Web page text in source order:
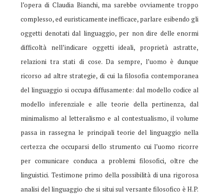
l’opera di Claudia Bianchi, ma sarebbe ovviamente troppo
complesso, ed euristicamente inefficace, parlare esibendo gli
oggetti denotati dal linguaggio, per non dire delle enormi
difficoltà nell’indicare oggetti ideali, proprietà astratte,
relazioni tra stati di cose. Da sempre, l’uomo è dunque
ricorso ad altre strategie, di cui la filosofia contemporanea
del linguaggio si occupa diffusamente: dal modello codice al
modello inferenziale e alle teorie della pertinenza, dal
minimalismo al letteralismo e al contestualismo, il volume
passa in rassegna le principali teorie del linguaggio nella
certezza che occuparsi dello strumento cui l’uomo ricorre
per comunicare conduca a problemi filosofici, oltre che
linguistici. Testimone primo della possibilità di una rigorosa
analisi del linguaggio che si situi sul versante filosofico è H.P.